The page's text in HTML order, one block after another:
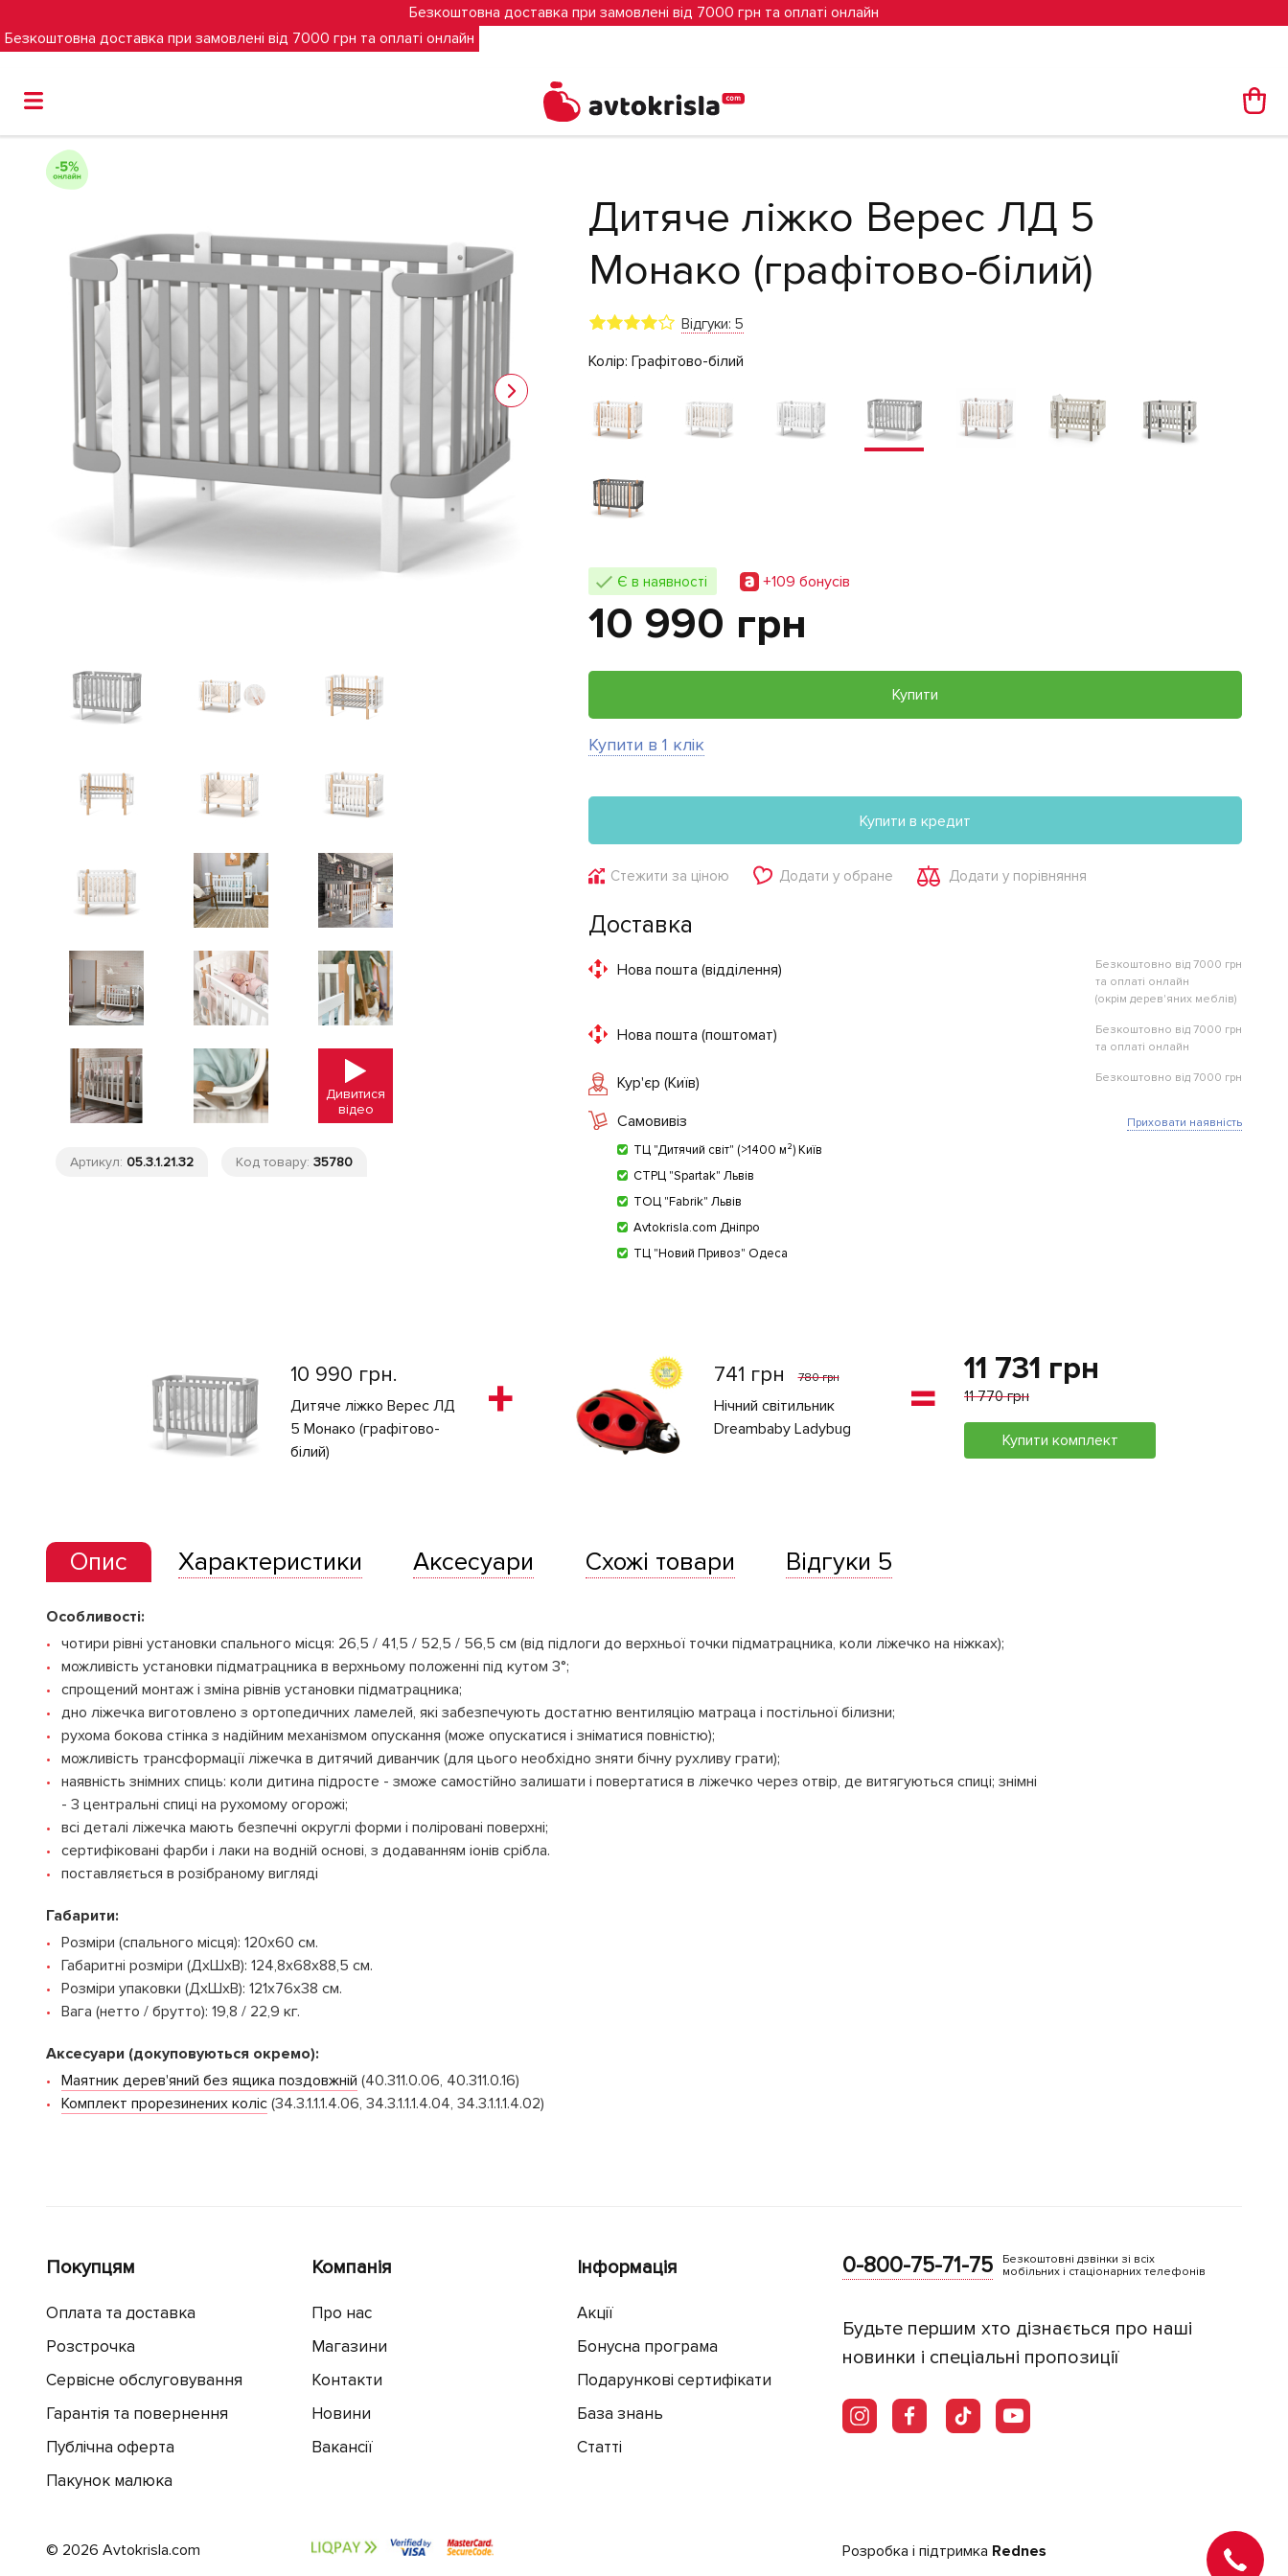
Безкоштовна доставка при замовлені від 7000 грн та оплаті онлайн
Безкоштовна доставка при замовлені від 7000 грн та оплаті онлайн
Дивитися
відео
Артикул: 05.3.1.21.32 Код товару: 35780
Дитяче ліжко Верес ЛД 5
Монако (графітово-білий)
Відгуки: 5
Колір: Графітово-білий
Є в наявності +109 бонусiв
10 990 грн
Купити
Купити в 1 клік
Купити в кредит
Стежити за ціною Додати у обране Додати у порівняння
Доставка
Нова пошта (відділення)
Безкоштовно від 7000 грн
та оплаті онлайн
(окрім дерев'яних меблів)
Нова пошта (поштомат)
Безкоштовно від 7000 грн
та оплаті онлайн
Кур'єр (Київ) Безкоштовно від 7000 грн
Самовивіз
ТЦ "Дитячий світ" (>1400 м²) Київ
СТРЦ "Spartak" Львів
ТОЦ "Fabrik" Львів
Avtokrisla.com Дніпро
ТЦ "Новий Привоз" Одеса
Приховати наявність
10 990 грн.
Дитяче ліжко Верес ЛД
5 Монако (графітово-
білий)
741 грн 780 грн
Нічний світильник
Dreambaby Ladybug
11 731 грн
11 770 грн
Купити комплект
Опис Характеристики Аксесуари Схожі товари Відгуки 5
Особливості:
чотири рівні установки спального місця: 26,5 / 41,5 / 52,5 / 56,5 см (від підлоги до верхньої точки підматрацника, коли ліжечко на ніжках);
можливість установки підматрацника в верхньому положенні під кутом 3°;
спрощений монтаж і зміна рівнів установки підматрацника;
дно ліжечка виготовлено з ортопедичних ламелей, які забезпечують достатню вентиляцію матраца і постільної білизни;
рухома бокова стінка з надійним механізмом опускання (може опускатися і зніматися повністю);
можливість трансформації ліжечка в дитячий диванчик (для цього необхідно зняти бічну рухливу грати);
наявність знімних спиць: коли дитина підросте - зможе самостійно залишати і повертатися в ліжечко через отвір, де витягуються спиці; знімні
- 3 центральні спиці на рухомому огорожі;
всі деталі ліжечка мають безпечні округлі форми і поліровані поверхні;
сертифіковані фарби і лаки на водній основі, з додаванням іонів срібла.
поставляється в розібраному вигляді
Габарити:
Розміри (спального місця): 120х60 см.
Габаритні розміри (ДхШхВ): 124,8х68х88,5 см.
Розміри упаковки (ДхШхВ): 121х76х38 см.
Вага (нетто / брутто): 19,8 / 22,9 кг.
Аксесуари (докуповуються окремо):
Маятник дерев'яний без ящика поздовжній (40.311.0.06, 40.311.0.16)
Комплект прорезинених коліс (34.3.1.1.1.4.06, 34.3.1.1.1.4.04, 34.3.1.1.1.4.02)
Покупцям
Оплата та доставка
Розстрочка
Сервісне обслуговування
Гарантія та повернення
Публічна оферта
Пакунок малюка
Компанія
Про нас
Магазини
Контакти
Новини
Вакансії
Інформація
Акції
Бонусна програма
Подарункові сертифікати
База знань
Статті
0-800-75-71-75
Безкоштовні дзвінки зі всіх
мобільних і стаціонарних телефонів
Будьте першим хто дізнається про наші
новинки і спеціальні пропозиції
© 2026 Avtokrisla.com Розробка і підтримка Rednes